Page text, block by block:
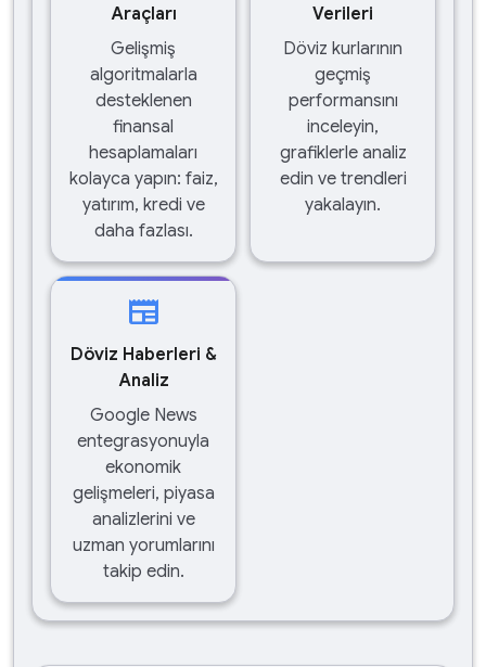
Araçları
Gelişmiş
algoritmalarla
desteklenen
finansal
hesaplamaları
kolayca yapın: faiz,
yatırım, kredi ve
daha fazlası.
Verileri
Döviz kurlarının
geçmiş
performansını
inceleyin,
grafiklerle analiz
edin ve trendleri
yakalayın.
newspaper
Döviz Haberleri &
Analiz
Google News
entegrasyonuyla
ekonomik
gelişmeleri, piyasa
analizlerini ve
uzman yorumlarını
takip edin.